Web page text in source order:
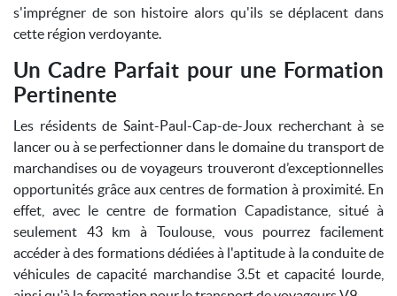
s'imprégner de son histoire alors qu'ils se déplacent dans
cette région verdoyante.
Un Cadre Parfait pour une Formation
Pertinente
Les résidents de Saint-Paul-Cap-de-Joux recherchant à se
lancer ou à se perfectionner dans le domaine du transport de
marchandises ou de voyageurs trouveront d’exceptionnelles
opportunités grâce aux centres de formation à proximité. En
effet, avec le centre de formation Capadistance, situé à
seulement 43 km à Toulouse, vous pourrez facilement
accéder à des formations dédiées à l'aptitude à la conduite de
véhicules de capacité marchandise 3.5t et capacité lourde,